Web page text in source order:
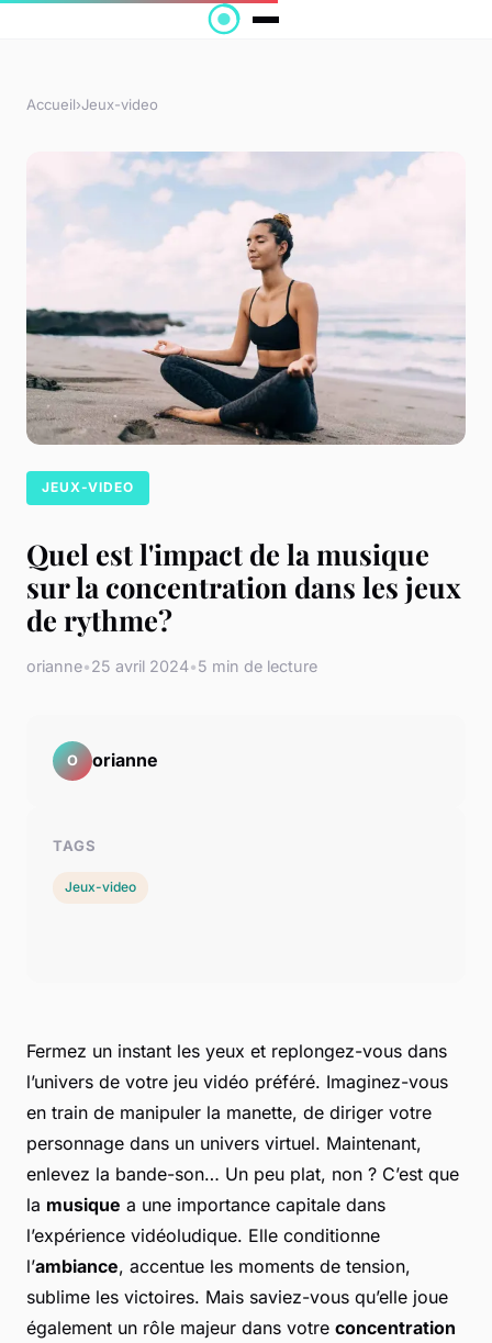
Accueil›Jeux-video
JEUX-VIDEO
Quel est l'impact de la musique
sur la concentration dans les jeux
de rythme?
orianne•25 avril 2024•5 min de lecture
Fermez un instant les yeux et replongez-vous dans
l’univers de votre jeu vidéo préféré. Imaginez-vous
en train de manipuler la manette, de diriger votre
personnage dans un univers virtuel. Maintenant,
enlevez la bande-son… Un peu plat, non ? C’est que
la musique a une importance capitale dans
l’expérience vidéoludique. Elle conditionne
l’ambiance, accentue les moments de tension,
sublime les victoires. Mais saviez-vous qu’elle joue
également un rôle majeur dans votre concentration
O orianne
TAGS
Jeux-video